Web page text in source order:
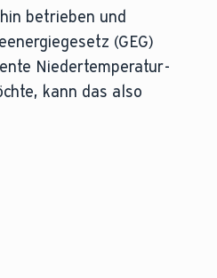
betrieben und
(GEG)
Niedertemperatur-
kann das also